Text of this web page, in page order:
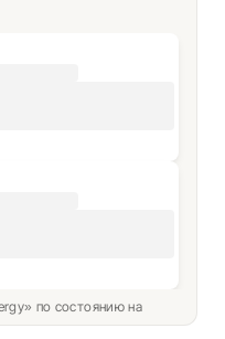
по состоянию на